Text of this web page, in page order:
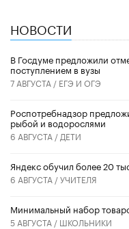
НОВОСТИ
В Госдуме предложили
поступлением в вузы
7 АВГУСТА / ЕГЭ И ОГЭ
Роспотребнадзор
рыбой и водорослями
6 АВГУСТА / ДЕТИ
​Яндекс обучил более 20
6 АВГУСТА /УЧИТЕЛЯ
Минимальный набор
5 АВГУСТА / ШКОЛЬНИКИ